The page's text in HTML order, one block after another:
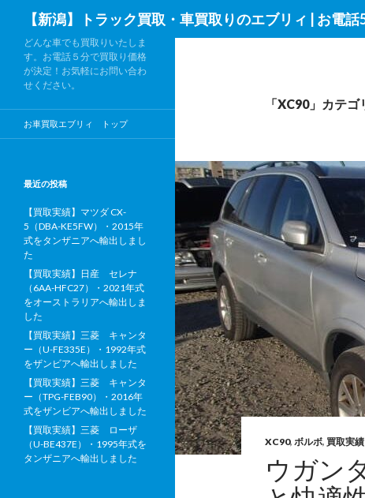
【新潟】トラック買取・車買取りのエブリィ | お電
「XC90」カテ
XC90, ボルボ, 買取実績
ウガン
どんな車でも買取りいたしま
す。お電話５分で買取り価格
が決定！お気軽にお問い合わ
せください。
お車買取エブリィ トップ
最近の投稿
【買取実績】マツダ CX-
5（DBA-KE5FW）・2015年
式をタンザニアへ輸出しまし
た
【買取実績】日産 セレナ
（6AA-HFC27）・2021年式
をオーストラリアへ輸出しま
した
【買取実績】三菱 キャンタ
ー（U-FE335E）・1992年式
をザンビアへ輸出しました
【買取実績】三菱 キャンタ
ー（TPG-FEB90）・2016年
式をザンビアへ輸出しました
【買取実績】三菱 ローザ
（U-BE437E）・1995年式を
タンザニアへ輸出しました